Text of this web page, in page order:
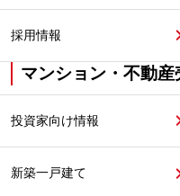
採用情報
マンション・不動
投資家向け情報
新築一戸建て